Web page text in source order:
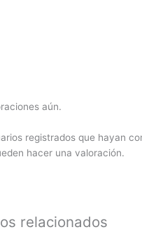
aún.
registrados que hayan
hacer una valoración.
relacionados